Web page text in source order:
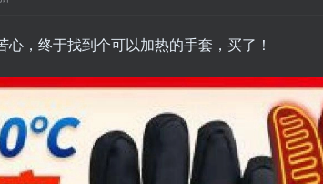
，终于找到个可以加热的手套，买了！